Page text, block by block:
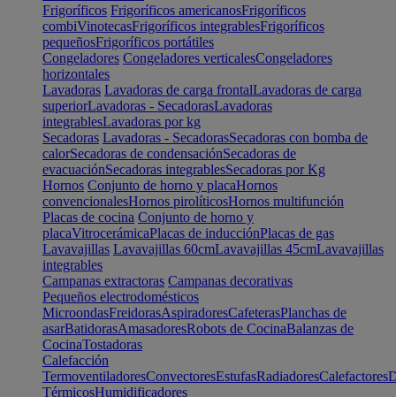
Frigoríficos Frigoríficos americanosFrigoríficos
combiVinotecasFrigoríficos integrablesFrigoríficos
pequeñosFrigoríficos portátiles
Congeladores Congeladores verticalesCongeladores
horizontales
Lavadoras Lavadoras de carga frontalLavadoras de carga
superiorLavadoras - SecadorasLavadoras
integrablesLavadoras por kg
Secadoras Lavadoras - SecadorasSecadoras con bomba de
calorSecadoras de condensaciónSecadoras de
evacuaciónSecadoras integrablesSecadoras por Kg
Hornos Conjunto de horno y placaHornos
convencionalesHornos pirolíticosHornos multifunción
Placas de cocina Conjunto de horno y
placaVitrocerámicaPlacas de inducciónPlacas de gas
Lavavajillas Lavavajillas 60cmLavavajillas 45cmLavavajillas
integrables
Campanas extractoras Campanas decorativas
Pequeños electrodomésticos
MicroondasFreidorasAspiradoresCafeterasPlanchas de
asarBatidorasAmasadoresRobots de CocinaBalanzas de
CocinaTostadoras
Calefacción
TermoventiladoresConvectoresEstufasRadiadoresCalefactores
TérmicosHumidificadores